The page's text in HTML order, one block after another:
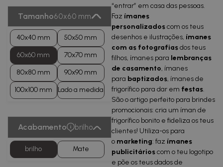
Tamanho60x60 mm
40x40 mm 50x50 mm
60x60 mm 70x70 mm
80x80 mm 90x90 mm
100x100 mm Lado a medida
Acabamento brilho
brilho Mate
“entrar” em casa das pessoas.
Faz ímanes
personalizadoscom os teus
desenhos e ilustrações, ímanes
com as fotografiasdos teus
filhos, ímanes para lembranças
de casamento, ímanes
para baptizados, ímanes de
frigorífico para dar em festas.
São o artigo perfeito para brindes
promocionais: cria um íman de
frigorífico bonito e fideliza os teus
clientes! Utiliza-os para
o marketing: faz ímanes
publicitárioscom o teu logotipo
e põe os teus dados de